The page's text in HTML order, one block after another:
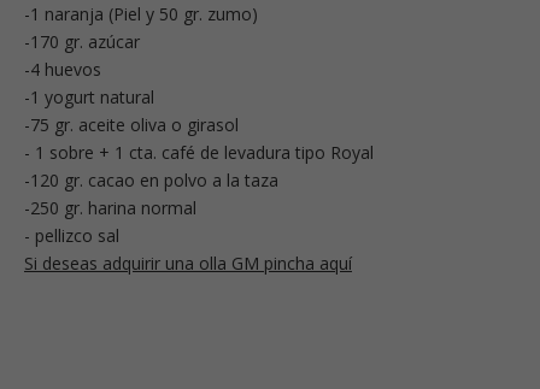
-1 naranja (Piel y 50 gr. zumo)
-170 gr. azúcar
-4 huevos
-1 yogurt natural
-75 gr. aceite oliva o girasol
- 1 sobre + 1 cta. café de levadura tipo Royal
-120 gr. cacao en polvo a la taza
-250 gr. harina normal
- pellizco sal
Si deseas adquirir una olla GM pincha aquí